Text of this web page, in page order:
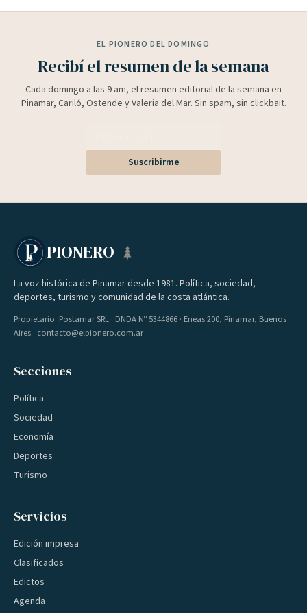
EL PIONERO DEL DOMINGO
Recibí el resumen de la semana
Cada domingo a las 9 am, el resumen editorial de la semana en
Pinamar, Cariló, Ostende y Valeria del Mar. Sin spam, sin clickbait.
Suscribirme
PIONERO
La voz histórica de Pinamar desde 1981. Política, sociedad,
deportes, turismo y comunidad de la costa atlántica.
Propietario: Postamar SRL · DNDA Nº 5344866 · Eneas 200, Pinamar, Buenos
Aires · contacto@elpionero.com.ar
Secciones
Política
Sociedad
Economía
Deportes
Turismo
Servicios
Edición impresa
Clasificados
Edictos
Agenda